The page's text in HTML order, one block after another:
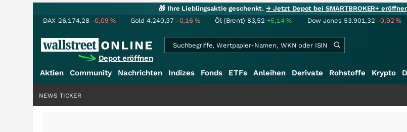
🎁 Ihre Lieblingsaktie geschenkt.→ Jetzt Depot bei SMARTBROKER+
DAX 26.174,28 -0,09% Gold 4.240,37 -0,16% Öl (Brent) 83,52 +5,14% Dow Jones 53.901,32 -0,92%
Depot eröffnen
Aktien Community Nachrichten Indizes Fonds ETFs Anleihen Derivate Rohstoffe Krypto
NEWS TICKER